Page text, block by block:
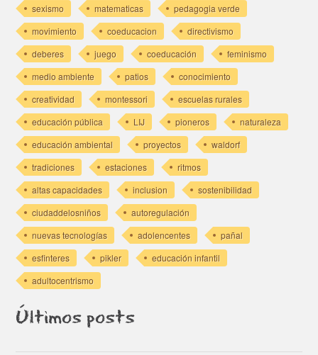
sexismo
matematicas
pedagogia verde
movimiento
coeducacion
directivismo
deberes
juego coeducación
feminismo
medio ambiente
patios
conocimiento
creatividad
montessori
escuelas rurales
educación pública
LIJ pioneros
naturaleza
educación ambiental
proyectos
waldorf
tradiciones
estaciones
ritmos
altas capacidades
inclusion
sostenibilidad
ciudaddelosniños
autoregulación
nuevas tecnologías
adolencentes
pañal
esfinteres
pikler
educación infantil
adultocentrismo
Últimos posts